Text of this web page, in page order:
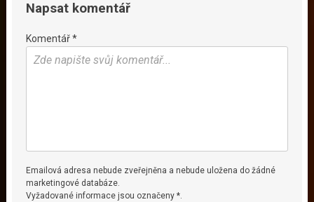
Napsat komentář
Komentář *
Emailová adresa nebude zveřejněna a nebude uložena do žádné
marketingové databáze.
Vyžadované informace jsou označeny *.